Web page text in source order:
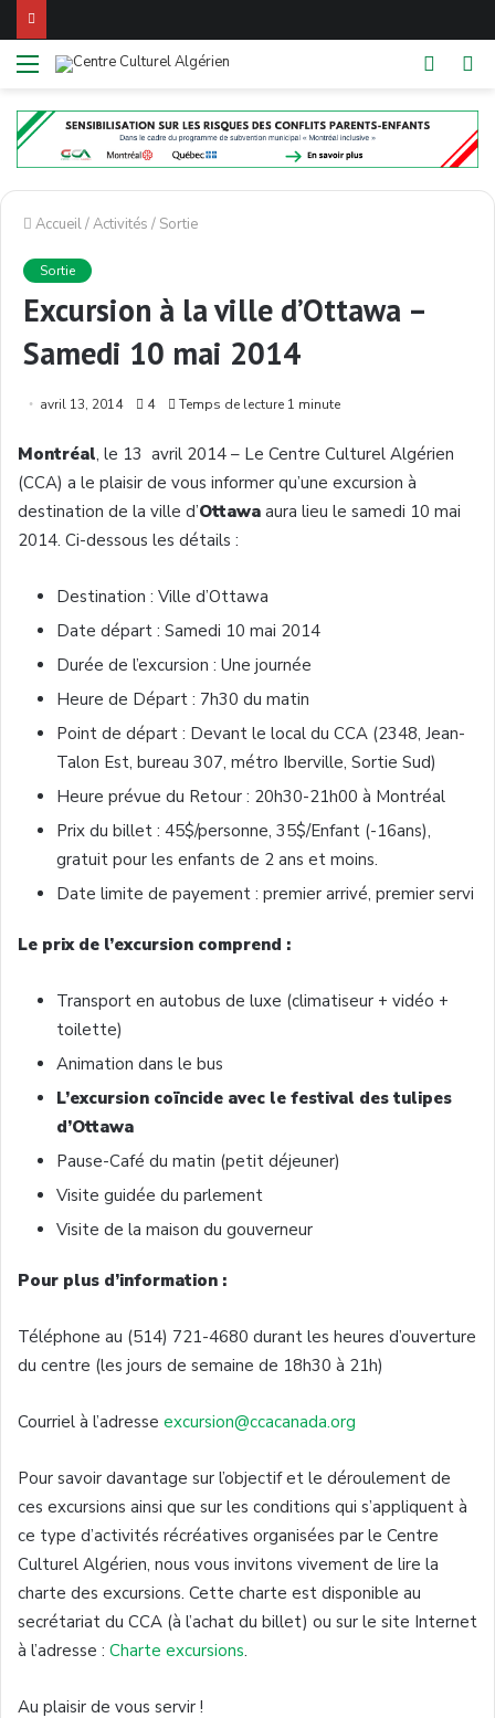
Menu
Switch
Accueil/Activités / Sortie
Sortie
Excursion à la ville d’Ottawa –
Samedi 10 mai 2014
avril 13, 2014 4 Temps de lecture 1 minute
Montréal, le 13 avril 2014 – Le Centre Culturel Algérien
(CCA) a le plaisir de vous informer qu’une excursion à
destination de la ville d’Ottawa aura lieu le samedi 10 mai
2014. Ci-dessous les détails :
Destination : Ville d’Ottawa
Date départ : Samedi 10 mai 2014
Durée de l’excursion : Une journée
Heure de Départ : 7h30 du matin
Point de départ : Devant le local du CCA (2348, Jean-
Talon Est, bureau 307, métro Iberville, Sortie Sud)
Heure prévue du Retour : 20h30-21h00 à Montréal
Prix du billet : 45$/personne, 35$/Enfant (-16ans),
gratuit pour les enfants de 2 ans et moins.
Date limite de payement : premier arrivé, premier servi
Le prix de l’excursion comprend :
Transport en autobus de luxe (climatiseur + vidéo +
toilette)
Animation dans le bus
L’excursion coïncide avec le festival des tulipes
d’Ottawa
Pause-Café du matin (petit déjeuner)
Visite guidée du parlement
Visite de la maison du gouverneur
Pour plus d’information :
Téléphone au (514) 721-4680 durant les heures d’ouverture
du centre (les jours de semaine de 18h30 à 21h)
Courriel à l’adresse excursion@ccacanada.org
Pour savoir davantage sur l’objectif et le déroulement de
ces excursions ainsi que sur les conditions qui s’appliquent à
ce type d’activités récréatives organisées par le Centre
Culturel Algérien, nous vous invitons vivement de lire la
charte des excursions. Cette charte est disponible au
secrétariat du CCA (à l’achat du billet) ou sur le site Internet
à l’adresse : Charte excursions.
Au plaisir de vous servir !